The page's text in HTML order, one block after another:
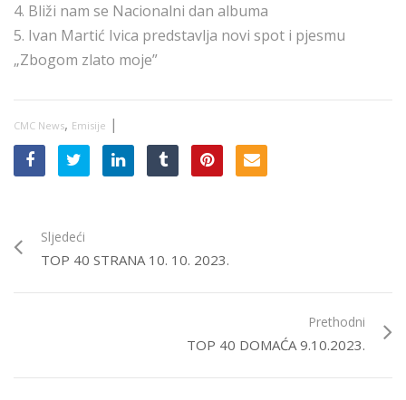
4. Bliži nam se Nacionalni dan albuma
5. Ivan Martić Ivica predstavlja novi spot i pjesmu
„Zbogom zlato moje”
CMC News, Emisije |
Sljedeći
TOP 40 STRANA 10. 10. 2023.
Prethodni
TOP 40 DOMAĆA 9.10.2023.